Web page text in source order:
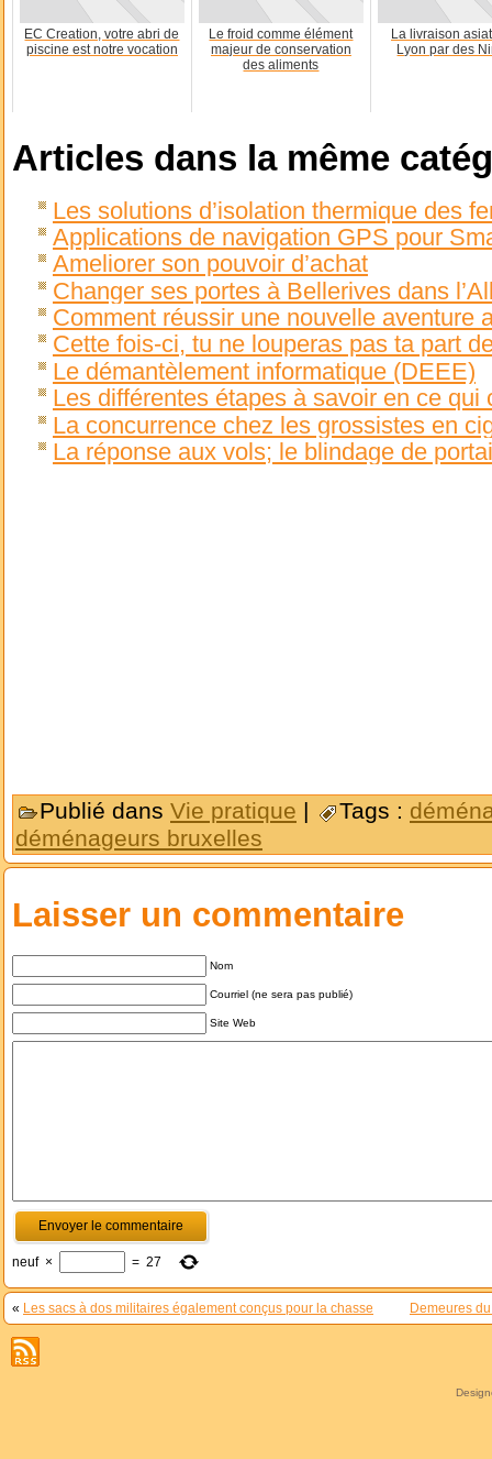
EC Creation, votre abri de
piscine est notre vocation
Le froid comme élément
majeur de conservation
des aliments
La livraison
Lyon par des
Articles dans la même
Les solutions d’isolation thermique des
Applications de navigation GPS pour
Ameliorer son pouvoir d’achat
Changer ses portes à Bellerives dans
Comment réussir une nouvelle aventure
Cette fois-ci, tu ne louperas pas ta part
Le démantèlement informatique (DEEE)
Les différentes étapes à savoir en ce qui
La concurrence chez les grossistes en
La réponse aux vols; le blindage de
Publié dans Vie pratique | Tags :
déménageurs bruxelles
Laisser un commentaire
Nom
Courriel (ne sera pas publié)
Site Web
neuf × = 27
« Les sacs à dos militaires également conçus pour la chasse Demeures